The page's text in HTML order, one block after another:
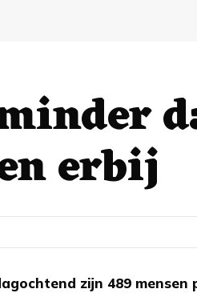
erbij
zijn 489 mensen